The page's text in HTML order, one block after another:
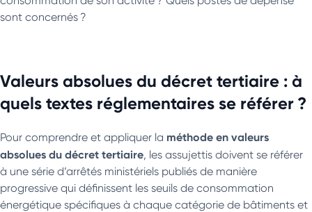
sont concernés ?
Valeurs absolues du décret tertiaire : à
quels textes réglementaires se référer ?
Pour comprendre et appliquer la méthode en valeurs
absolues du décret tertiaire, les assujettis doivent se référer
à une série d’arrêtés ministériels publiés de manière
progressive qui définissent les seuils de consommation
énergétique spécifiques à chaque catégorie de bâtiments et